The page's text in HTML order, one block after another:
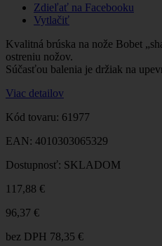
Zdieľať na Facebooku
Vytlačiť
Kvalitná brúska na nože Bobet
ostreniu nožov.
Súčasťou balenia je držiak na
Viac detailov
Kód tovaru: 61977
EAN: 4010303065329
Dostupnosť: SKLADOM
117,88 €
96,37 €
bez DPH 78,35 €